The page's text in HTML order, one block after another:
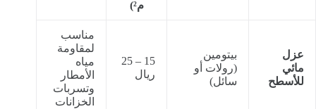
م²)
عزل
مائي
للأسطح
بيتومين
(رولات أو
سائل)
15 – 25
ريال
مناسب
لمقاومة
مياه
الأمطار
وتسربات
الخزانات